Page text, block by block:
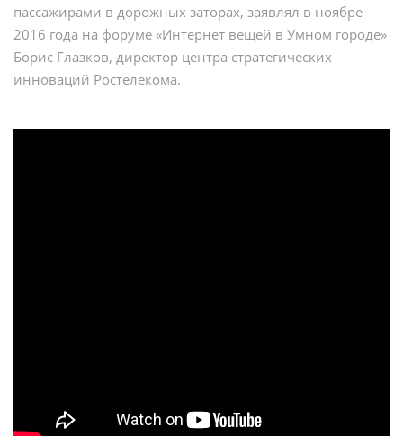
пассажирами в дорожных заторах, заявлял в ноябре
2016 года на форуме «Интернет вещей в Умном городе»
Борис Глазков, директор центра стратегических
инноваций Ростелекома.